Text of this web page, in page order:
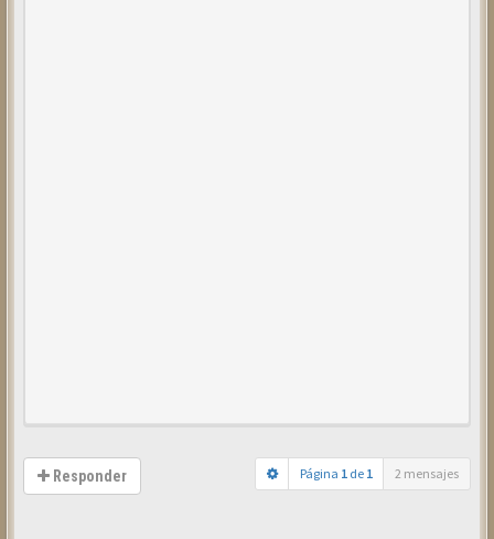
Responder Página 1 de 1 2 mensajes